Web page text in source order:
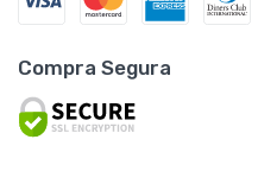
Compra Segura